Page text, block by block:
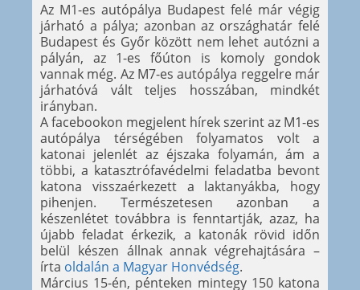
Az M1-es autópálya Budapest felé már végig
járható a pálya; azonban az országhatár felé
Budapest és Győr között nem lehet autózni a
pályán, az 1-es főúton is komoly gondok
vannak még. Az M7-es autópálya reggelre már
járhatóvá vált teljes hosszában, mindkét
irányban.
A facebookon megjelent hírek szerint az M1-es
autópálya térségében folyamatos volt a
katonai jelenlét az éjszaka folyamán, ám a
többi, a katasztrófavédelmi feladatba bevont
katona visszaérkezett a laktanyákba, hogy
pihenjen. Természetesen azonban a
készenlétet továbbra is fenntartják, azaz, ha
újabb feladat érkezik, a katonák rövid időn
belül készen állnak annak végrehajtására –
írta oldalán a Magyar Honvédség.
Március 15-én, pénteken mintegy 150 katona